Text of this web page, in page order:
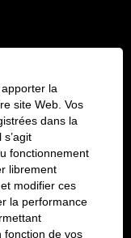
la
site Web. Vos
dans la
fonctionnement
librement
modifier ces
la performance
fonction de vos